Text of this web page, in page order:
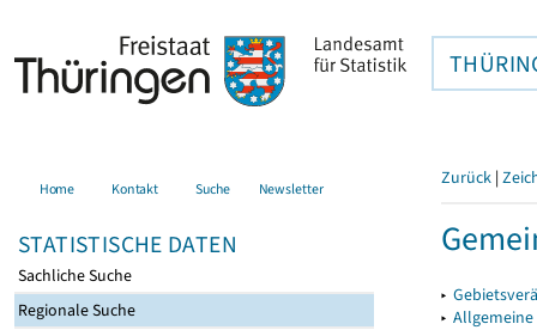
Home Kontakt Suche Newsletter
STATISTISCHE DATEN
Sachliche Suche
Regionale Suche
Zurück |
▸
▸